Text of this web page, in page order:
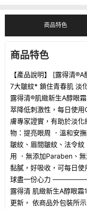
商品特色
商品特色
【產品說明】 [露得清
7大皺紋* 鎖住青春肌 淡
露得清®肌緻新生A醇眼
萃降低刺激性，每日使
膚專家證實，有助於淡
物：提亮眼周 ．溫和安
皺紋、眉間皺紋、法令
用 ．無添加Paraben、
黏膩，好吸收，可每日
球盡一份心力
露得清 肌緻新生A醇眼
更新， 依商品外包裝所